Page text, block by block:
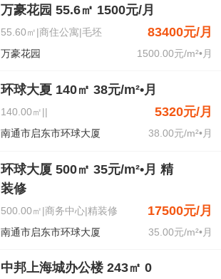
万豪花园 55.6㎡ 1500元/月
55.60㎡|商住公寓|毛坯 83400元/月
万豪花园 1500.00元/m²•月
环球大夏 140㎡ 38元/m²•月
140.00㎡|| 5320元/月
南通市启东市环球大厦 38.00元/m²•月
环球大厦 500㎡ 35元/m²•月 精
装修
500.00㎡|商务中心|精装修 17500元/月
南通市启东市环球大厦 35.00元/m²•月
中邦上海城办公楼 243㎡ 0